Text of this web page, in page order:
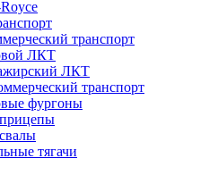
транспорт
ЛКТ
ЛКТ
транспорт
фургоны
тягачи